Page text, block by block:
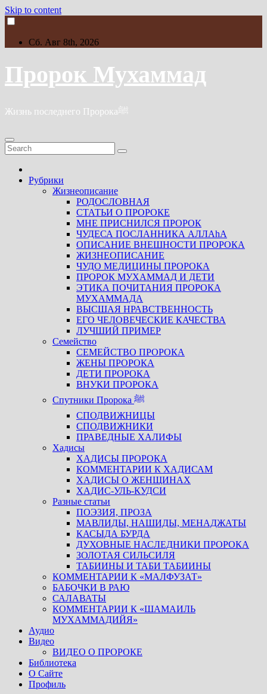
Skip to content
Сб. Авг 8th, 2026
Пророк Мухаммад
Жизнь последнего Пророкаﷺ
Рубрики
Жизнеописание
РОДОСЛОВНАЯ
СТАТЬИ О ПРОРОКЕ
МНЕ ПРИСНИЛСЯ ПРОРОК
ЧУДЕСА ПОСЛАННИКА АЛЛАhА
ОПИСАНИЕ ВНЕШНОСТИ ПРОРОКА
ЖИЗНЕОПИСАНИЕ
ЧУДО МЕДИЦИНЫ ПРОРОКА
ПРОРОК МУХАММАД И ДЕТИ
ЭТИКА ПОЧИТАНИЯ ПРОРОКА
МУХАММАДА
ВЫСШАЯ НРАВСТВЕННОСТЬ
ЕГО ЧЕЛОВЕЧЕСКИЕ КАЧЕСТВА
ЛУЧШИЙ ПРИМЕР
Семейство
СЕМЕЙСТВО ПРОРОКА
ЖЕНЫ ПРОРОКА
ДЕТИ ПРОРОКА
ВНУКИ ПРОРОКА
Спутники Пророка ﷺ
СПОДВИЖНИЦЫ
СПОДВИЖНИКИ
ПРАВЕДНЫЕ ХАЛИФЫ
Хадисы
ХАДИСЫ ПРОРОКА
КОММЕНТАРИИ К ХАДИСАМ
ХАДИСЫ О ЖЕНЩИНАХ
ХАДИС-УЛЬ-КУДСИ
Разные статьи
ПОЭЗИЯ, ПРОЗА
МАВЛИДЫ, НАШИДЫ, МЕНАДЖАТЫ
КАСЫДА БУРДА
ДУХОВНЫЕ НАСЛЕДНИКИ ПРОРОКА
ЗОЛОТАЯ СИЛЬСИЛЯ
ТАБИИНЫ И ТАБИ ТАБИИНЫ
КОММЕНТАРИИ К «МАЛФУЗАТ»
БАБОЧКИ В РАЮ
САЛАВАТЫ
КОММЕНТАРИИ К «ШАМАИЛЬ
МУХАММАДИЙЯ»
Аудио
Видео
ВИДЕО О ПРОРОКЕ
Библиотека
О Сайте
Профиль